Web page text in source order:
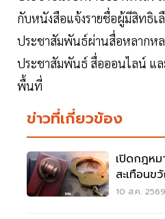
กับหนังสือแจ้งรายชื่อผู้มีสิทธิเ
ประชาสัมพันธ์ผ่านสื่อหลากหล
ประชาสัมพันธ์ สื่อออนไลน์ แล
พื้นที่
ข่าวที่เกี่ยวข้อง
เปิดกฎห
สะเทือนข
ไม่?
10 ส.ค.